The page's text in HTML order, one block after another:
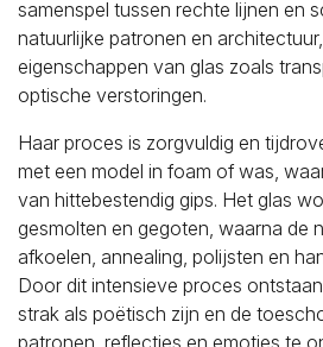
samenspel tussen rechte lijnen en
natuurlijke patronen en
eigenschappen van glas zoals
optische verstoringen.
Haar proces is zorgvuldig en
met een model in foam of was,
van hittebestendig gips. Het glas
gesmolten en gegoten, waarna de
afkoelen, annealing, polijsten en
Door dit intensieve proces
strak als poëtisch zijn en de
patronen, reflecties en emoties te